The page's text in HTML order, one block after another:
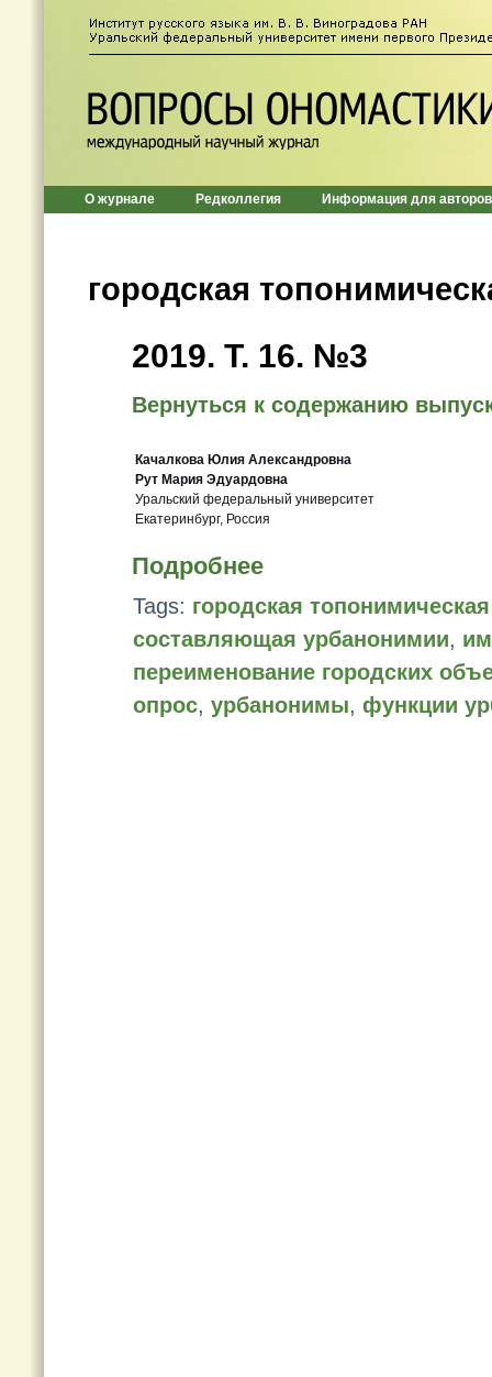
О журнале Редколлегия Информация для авторов
городская
2019. Т. 16. №3
Вернуться к содержанию
Качалкова Юлия Александровна
Рут Мария Эдуардовна
Уральский федеральный университет
Екатеринбург, Россия
Подробнее
Tags: городская
составляющая урбанонимии,
переименование городских
опрос, урбанонимы, функции